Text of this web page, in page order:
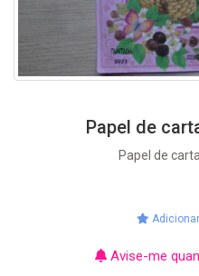
Papel de
Papel de
Avise-me